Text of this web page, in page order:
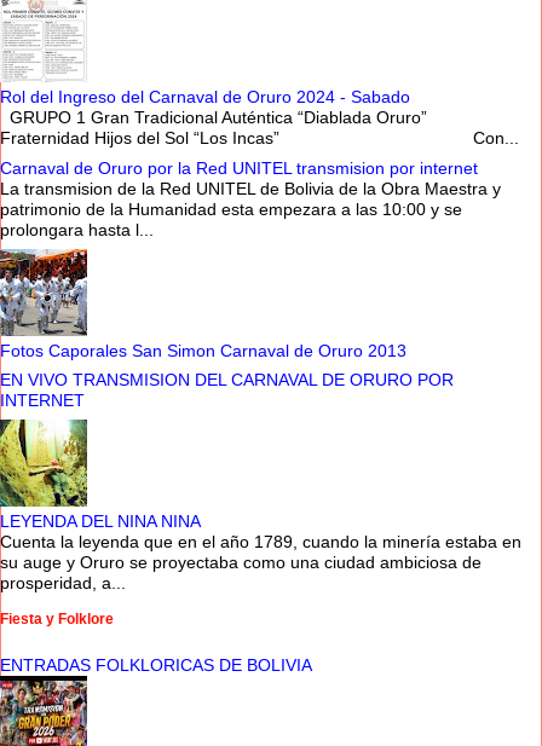
Rol del Ingreso del Carnaval de Oruro 2024 - Sabado
GRUPO 1 Gran Tradicional Auténtica “Diablada Oruro”
Fraternidad Hijos del Sol “Los Incas” Con...
Carnaval de Oruro por la Red UNITEL transmision por internet
La transmision de la Red UNITEL de Bolivia de la Obra Maestra y
patrimonio de la Humanidad esta empezara a las 10:00 y se
prolongara hasta l...
Fotos Caporales San Simon Carnaval de Oruro 2013
EN VIVO TRANSMISION DEL CARNAVAL DE ORURO POR
INTERNET
LEYENDA DEL NINA NINA
Cuenta la leyenda que en el año 1789, cuando la minería estaba en
su auge y Oruro se proyectaba como una ciudad ambiciosa de
prosperidad, a...
Fiesta y Folklore
ENTRADAS FOLKLORICAS DE BOLIVIA